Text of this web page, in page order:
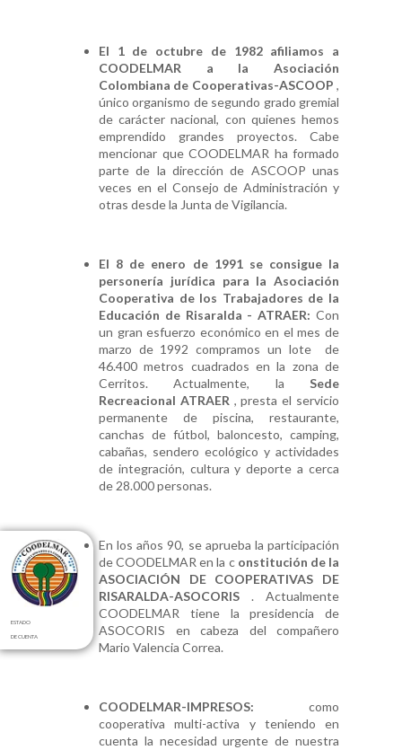
El 1 de octubre de 1982 afiliamos a
COODELMAR a la Asociación
Colombiana de Cooperativas-ASCOOP ,
único organismo de segundo grado gremial
de carácter nacional, con quienes hemos
emprendido grandes proyectos. Cabe
mencionar que COODELMAR ha formado
parte de la dirección de ASCOOP unas
veces en el Consejo de Administración y
otras desde la Junta de Vigilancia.
El 8 de enero de 1991 se consigue la
personería jurídica para la Asociación
Cooperativa de los Trabajadores de la
Educación de Risaralda - ATRAER: Con
un gran esfuerzo económico en el mes de
marzo de 1992 compramos un lote de
46.400 metros cuadrados en la zona de
Cerritos. Actualmente, la Sede
Recreacional ATRAER , presta el servicio
permanente de piscina, restaurante,
canchas de fútbol, baloncesto, camping,
cabañas, sendero ecológico y actividades
de integración, cultura y deporte a cerca
de 28.000 personas.
En los años 90, se aprueba la participación
de COODELMAR en la constitución de la
ASOCIACIÓN DE COOPERATIVAS DE
RISARALDA-ASOCORIS . Actualmente
COODELMAR tiene la presidencia de
ASOCORIS en cabeza del compañero
Mario Valencia Correa.
COODELMAR-IMPRESOS: como
cooperativa multi-activa y teniendo en
cuenta la necesidad urgente de nuestra
ESTADO
DE CUENTA